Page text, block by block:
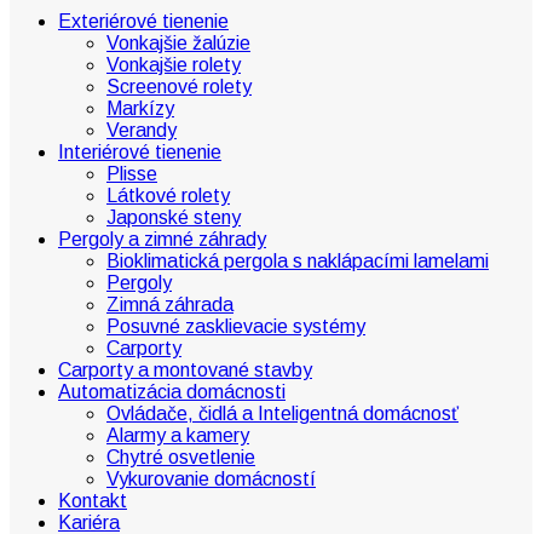
Exteriérové tienenie
Vonkajšie žalúzie
Vonkajšie rolety
Screenové rolety
Markízy
Verandy
Interiérové tienenie
Plisse
Látkové rolety
Japonské steny
Pergoly a zimné záhrady
Bioklimatická pergola s naklápacími lamelami
Pergoly
Zimná záhrada
Posuvné zasklievacie systémy
Carporty
Carporty a montované stavby
Automatizácia domácnosti
Ovládače, čidlá a Inteligentná domácnosť
Alarmy a kamery
Chytré osvetlenie
Vykurovanie domácností
Kontakt
Kariéra